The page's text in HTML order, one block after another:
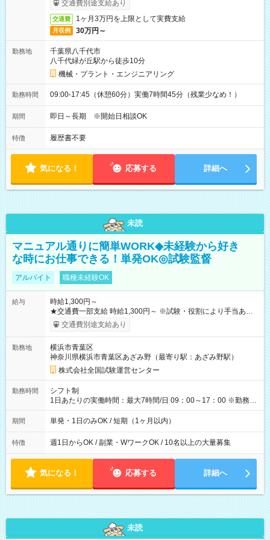
交通費別途支給あり
交通費 1ヶ月3万円を上限として実費支給
月収例 30万円～
勤務地
千葉県八千代市
八千代緑が丘駅から徒歩10分
機械・プラント・エンジニアリング
勤務時間 09:00-17:45（休憩60分）実働7時間45分（残業少なめ！）
期間 即日～長期 ※開始日相談OK
特徴 履歴書不要
気になる！ 応募する 詳細へ
未読
マニュアル通りに簡単WORK◆未経験から好き
な時にお仕事できる！単発OK◎試験監督
アルバイト 職種未経験OK
給与
時給1,300円～
★交通費一部支給 時給1,300円～ ※試験・役割により手当あり
※勤務回数により昇給あり 【即給（前払い）オプションあ
り！】 希望される場合、勤務から1週間ほどで給与の一部を受け
例】 ・河合塾模擬試験 8:30～17:30（休憩1時間） 時給1,300円
×8時間＝日収10,400円＋交通費 ※当日の役割により時給＋100
円の場合あり ・国家試験 7:00～13:30（休憩なし） 時給1,300
円（役割手当＋100円）×6時間＝日収8,400円＋交通費 【試用期
間】試用期間なし
交通費別途支給あり
勤務地
横浜市青葉区
神奈川県横浜市青葉区あざみ野（最寄り駅：あざみ野駅）
株式会社全国試験運営センター
勤務時間
シフト制
1日あたりの実働時間：最大7時間/日 09：00～17：00 ※勤務時
間は 試験により異なります。
期間 単発・1日のみOK / 短期（1ヶ月以内）
特徴 週1日からOK / 副業・WワークOK / 10名以上の大量募集
気になる！ 応募する 詳細へ
未読